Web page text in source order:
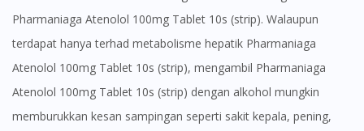
Visit DoctorOnCall Singapore
You seem to be shopping from Singapore
Pharmaniaga Atenolol 100mg Tablet 10s (strip). Walaupun
terdapat hanya terhad metabolisme hepatik Pharmaniaga
Atenolol 100mg Tablet 10s (strip), mengambil Pharmaniaga
Atenolol 100mg Tablet 10s (strip) dengan alkohol mungkin
memburukkan kesan sampingan seperti sakit kepala, pening,